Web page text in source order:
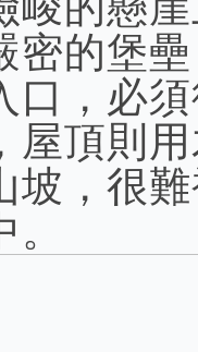
密的堡
口，必
屋頂則
坡，很